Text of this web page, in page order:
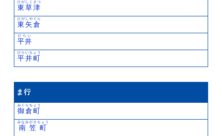
東草津
ひがしくさつ
東矢倉
ひがしやぐら
平井
ひらい
平井町
ひらいちょう
ま行
御倉町
みくらちょう
南笠町
みなみがさちょう